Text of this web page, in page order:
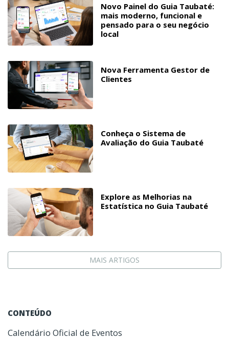
Novo Painel do Guia Taubaté:
mais moderno, funcional e
pensado para o seu negócio
local
Nova Ferramenta Gestor de
Clientes
Conheça o Sistema de
Avaliação do Guia Taubaté
Explore as Melhorias na
Estatística no Guia Taubaté
MAIS ARTIGOS
CONTEÚDO
Calendário Oficial de Eventos